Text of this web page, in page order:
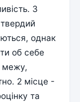
3
однак
об себе
межу,
2 місце -
та